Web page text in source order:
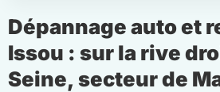
Dépannage auto et
Issou : sur la rive
Seine, secteur de